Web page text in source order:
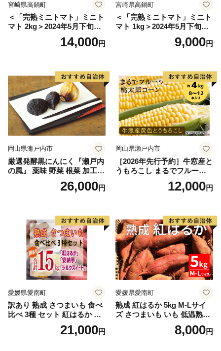
宮崎県高鍋町
＜「完熟ミニトマト」ミニト
マト 2kg＞2024年5月下旬迄
に順次出荷 野菜ソムリエサ
ミット アルル・リリカ共に
県 高鍋町産 産地直送 有機肥
料使用 高糖度 西森農園
14,000円
宮崎県高鍋町
＜「完熟ミニトマト」ミニト
マト 1kg＞2024年5月下旬迄
に順次出荷 野菜ソムリエサ
ミット アルル・リリカ共に
県 高鍋町産 産地直送 有機肥
料使用 高糖度 西森農園
9,000円
岡山県瀬戸内市
厳選発酵黒にんにく『瀬戸内
の風』 薬味 野菜 根菜 加工食
26,000円
岡山県瀬戸内市
［2026年先行予約］牛窓産と
うもろこし まるでフルー
ツ！最高糖度25度超え 生で
甘い、茹でて美味い！ 黄色
野菜
12,000円
愛媛県愛南町
訳あり 熟成 さつまいも 食べ
比べ 3種 セット 紅はるか 安
納芋 シルクスイート 合計 15
kg サイズ混合 サツマイモ 焼
21,000円
愛媛県愛南町
熟成 紅はるか 5kg M-Lサイ
ズ さつまいも いも 低温熟成
完全熟成収穫 甘い 糖度 焼き
芋 やきいも スイートポテト
8,000円